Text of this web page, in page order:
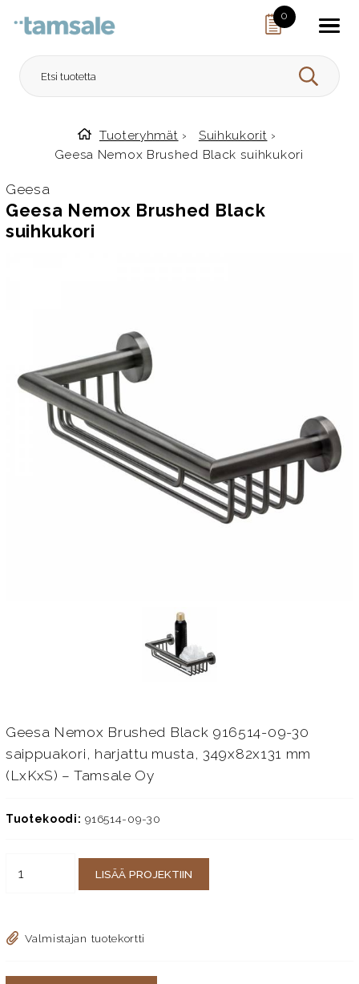
0
HAE
Etusivulle
Tuoteryhmät › Suihkukorit ›
Geesa Nemox Brushed Black suihkukori
Geesa
Geesa Nemox Brushed Black
suihkukori
Geesa Nemox Brushed Black 916514-09-30
saippuakori, harjattu musta, 349x82x131 mm
(LxKxS) – Tamsale Oy
Tuotekoodi: 916514-09-30
LISÄÄ PROJEKTIIN
Valmistajan tuotekortti